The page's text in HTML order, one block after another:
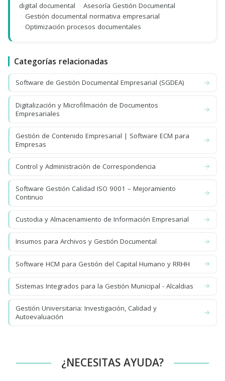
digital documental · Asesoría Gestión Documental
· Gestión documental normativa empresarial
· Optimización procesos documentales
Categorías relacionadas
Software de Gestión Documental Empresarial (SGDEA)
Digitalización y Microfilmación de Documentos
Empresariales
Gestión de Contenido Empresarial | Software ECM para
Empresas
Control y Administración de Correspondencia
Software Gestión Calidad ISO 9001 – Mejoramiento
Continuo
Custodia y Almacenamiento de Información Empresarial
Insumos para Archivos y Gestión Documental
Software HCM para Gestión del Capital Humano y RRHH
Sistemas Integrados para la Gestión Municipal - Alcaldias
Gestión Universitaria: Investigación, Calidad y
Autoevaluación
¿NECESITAS AYUDA?